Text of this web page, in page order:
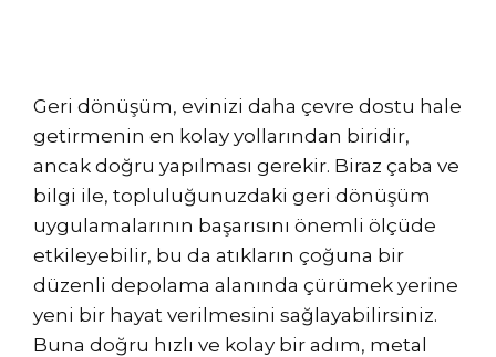
Geri dönüşüm, evinizi daha çevre dostu hale
getirmenin en kolay yollarından biridir,
ancak doğru yapılması gerekir. Biraz çaba ve
bilgi ile, topluluğunuzdaki geri dönüşüm
uygulamalarının başarısını önemli ölçüde
etkileyebilir, bu da atıkların çoğuna bir
düzenli depolama alanında çürümek yerine
yeni bir hayat verilmesini sağlayabilirsiniz.
Buna doğru hızlı ve kolay bir adım, metal